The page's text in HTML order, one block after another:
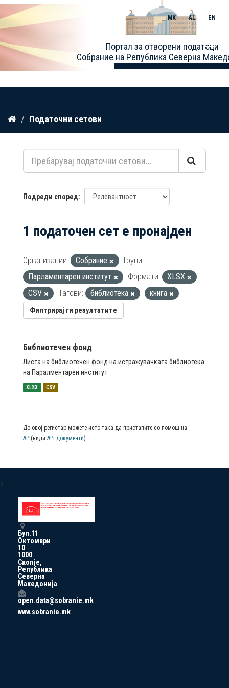
Прескокнете
содржина
Портал за отворени податоци
Собрание на Република Северна
MK AL EN
Toggle
Податочни сетови
Подреди според
1 податочен сет е пронајден
Организации: Собрание
Групи:
Парламентарен институт
Формати:
XLSX
CSV
Тагови: библиотека книга
Филтрирај ги резултатите
Библиотечен фонд
Листа на библиотечен фонд на истражувачката библиотека
на Паралментарен институт
XLSX CSV
До овој регистар можете исто така да пристапите со помош на
API (види API документи)
a
Бул.11
Октомври
10
1000
Скопје,
Република
Северна
Македонија
open.data@sobranie.mk
www.sobranie.mk